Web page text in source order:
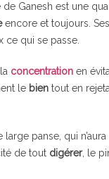
Ganesh est une
encore et toujours.
qui se passe.
concentration en
le bien tout en
large panse, qui
de tout digérer, le